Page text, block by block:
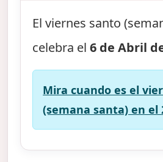
El viernes santo
celebra el6 de Abril
Mira cuando es el
(semana santa) en el